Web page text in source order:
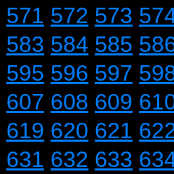
571 572 573
583 584 585
595 596 597
607 608 609
619 620 621
631 632 633